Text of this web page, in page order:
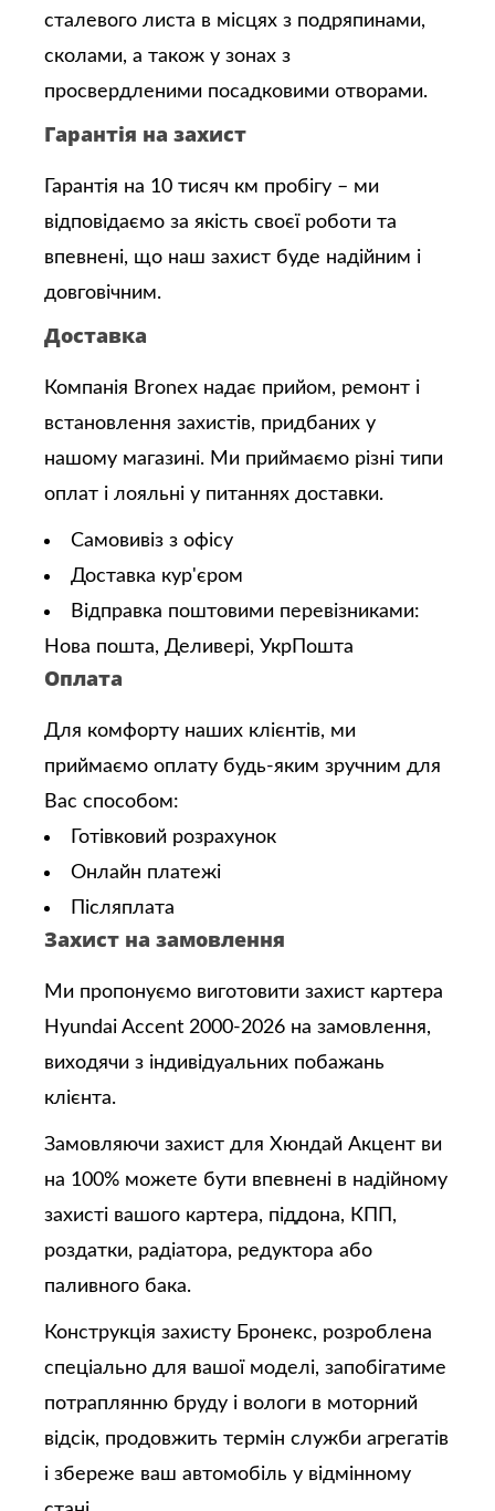
сталевого листа в місцях з подряпинами,
сколами, а також у зонах з
просвердленими посадковими отворами.
Гарантія на захист
Гарантія на 10 тисяч км пробігу – ми
відповідаємо за якість своєї роботи та
впевнені, що наш захист буде надійним і
довговічним.
Доставка
Компанія Bronex надає прийом, ремонт і
встановлення захистів, придбаних у
нашому магазині. Ми приймаємо різні типи
оплат і лояльні у питаннях доставки.
Самовивіз з офісу
Доставка кур'єром
Відправка поштовими перевізниками:
Нова пошта, Деливері, УкрПошта
Оплата
Для комфорту наших клієнтів, ми
приймаємо оплату будь-яким зручним для
Вас способом:
Готівковий розрахунок
Онлайн платежі
Післяплата
Захист на замовлення
Ми пропонуємо виготовити захист картера
Hyundai Accent 2000-2026 на замовлення,
виходячи з індивідуальних побажань
клієнта.
Замовляючи захист для Хюндай Акцент ви
на 100% можете бути впевнені в надійному
захисті вашого картера, піддона, КПП,
роздатки, радіатора, редуктора або
паливного бака.
Конструкція захисту Бронекс, розроблена
спеціально для вашої моделі, запобігатиме
потраплянню бруду і вологи в моторний
відсік, продовжить термін служби агрегатів
і збереже ваш автомобіль у відмінному